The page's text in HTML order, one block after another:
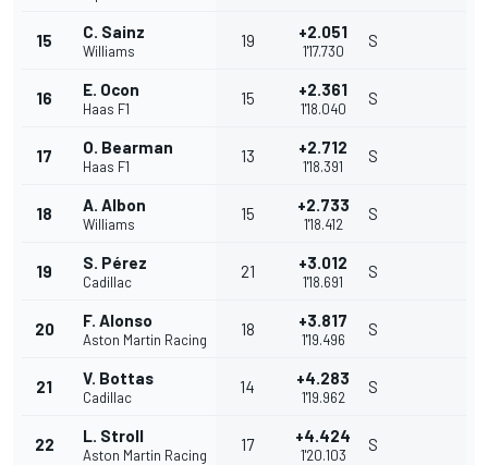
15 C. Sainz
Williams
19 +2.051
1'17.730
S
16 E. Ocon
Haas F1
15 +2.361
1'18.040
S
17 O. Bearman
Haas F1
13 +2.712
1'18.391
S
18 A. Albon
Williams
15 +2.733
1'18.412
S
19 S. Pérez
Cadillac
21 +3.012
1'18.691
S
20 F. Alonso
Aston Martin Racing
18 +3.817
1'19.496
S
21 V. Bottas
Cadillac
14 +4.283
1'19.962
S
22 L. Stroll
Aston Martin Racing
17 +4.424
1'20.103
S